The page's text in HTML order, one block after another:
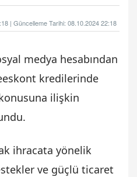
| Güncelleme Tarihi: 08.10.2024 22:18
medya hesabından
kredilerinde
ilişkin
ihracata yönelik
ve güçlü ticaret